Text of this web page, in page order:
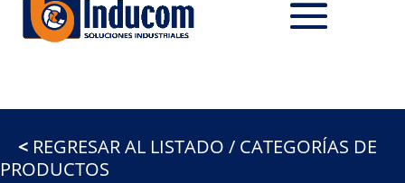
< REGRESAR AL LISTADO / CATEGORÍAS DE
PRODUCTOS